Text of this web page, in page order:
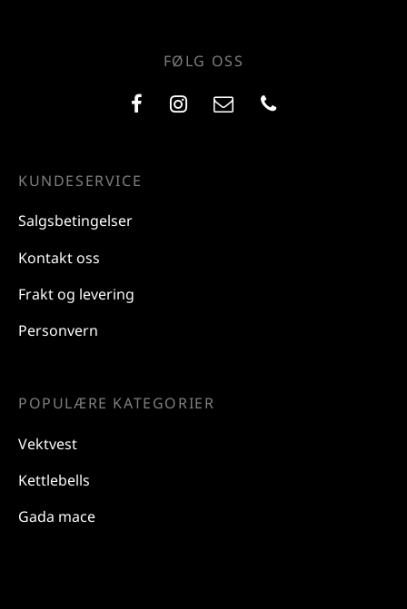
FØLG OSS
KUNDESERVICE
Salgsbetingelser
Kontakt oss
Frakt og levering
Personvern
POPULÆRE KATEGORIER
Vektvest
Kettlebells
Gada mace